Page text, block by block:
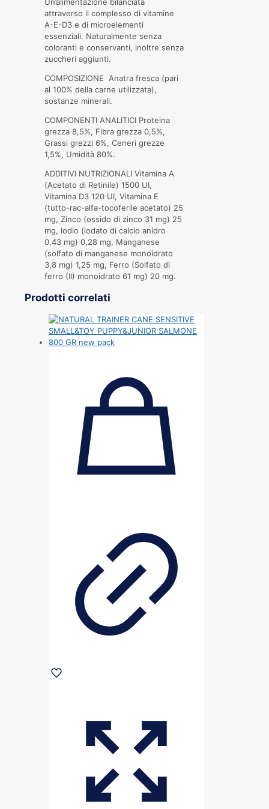
Un’alimentazione bilanciata
attraverso il complesso di vitamine
A-E-D3 e di microelementi
essenziali. Naturalmente senza
coloranti e conservanti, inoltre senza
zuccheri aggiunti.
COMPOSIZIONE Anatra fresca (pari
al 100% della carne utilizzata),
sostanze minerali.
COMPONENTI ANALITICI Proteina
grezza 8,5%, Fibra grezza 0,5%,
Grassi grezzi 6%, Ceneri grezze
1,5%, Umidità 80%.
ADDITIVI NUTRIZIONALI Vitamina A
(Acetato di Retinile) 1500 UI,
Vitamina D3 120 UI, Vitamina E
(tutto-rac-alfa-tocoferile acetato) 25
mg, Zinco (ossido di zinco 31 mg) 25
mg, Iodio (iodato di calcio anidro
0,43 mg) 0,28 mg, Manganese
(solfato di manganese monoidrato
3,8 mg) 1,25 mg, Ferro (Solfato di
ferro (II) monoidrato 61 mg) 20 mg.
Prodotti correlati